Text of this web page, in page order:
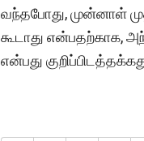
வந்தபோது, முன்னாள்
கூடாது என்பதற்காக,
என்பது